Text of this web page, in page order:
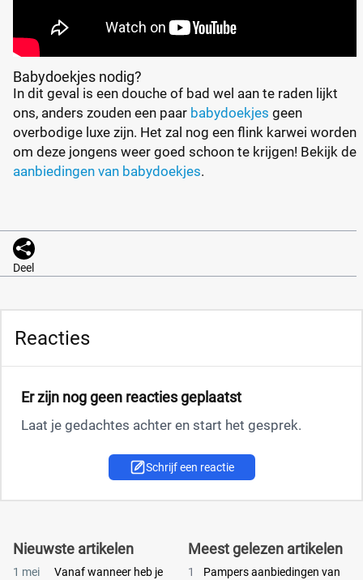
Babydoekjes nodig?
In dit geval is een douche of bad wel aan te raden lijkt
ons, anders zouden een paar babydoekjes geen
overbodige luxe zijn. Het zal nog een flink karwei worden
om deze jongens weer goed schoon te krijgen! Bekijk de
aanbiedingen van babydoekjes.
Deel
Reacties
Er zijn nog geen reacties geplaatst
Laat je gedachtes achter en start het gesprek.
Schrijf een reactie
Nieuwste artikelen
1 mei
Vanaf wanneer heb je
Meest gelezen artikelen
1
Pampers aanbiedingen van